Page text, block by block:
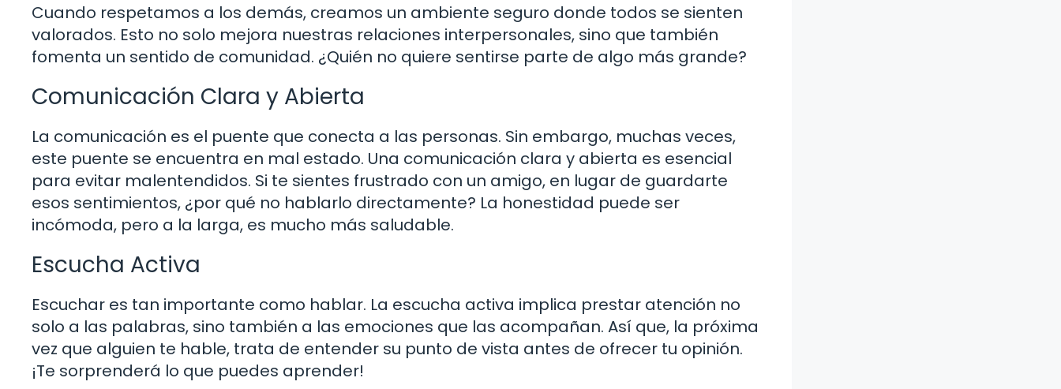
Cuando respetamos a los demás, creamos un ambiente seguro donde todos se sienten
valorados. Esto no solo mejora nuestras relaciones interpersonales, sino que también
fomenta un sentido de comunidad. ¿Quién no quiere sentirse parte de algo más grande?
Comunicación Clara y Abierta
La comunicación es el puente que conecta a las personas. Sin embargo, muchas veces,
este puente se encuentra en mal estado. Una comunicación clara y abierta es esencial
para evitar malentendidos. Si te sientes frustrado con un amigo, en lugar de guardarte
esos sentimientos, ¿por qué no hablarlo directamente? La honestidad puede ser
incómoda, pero a la larga, es mucho más saludable.
Escucha Activa
Escuchar es tan importante como hablar. La escucha activa implica prestar atención no
solo a las palabras, sino también a las emociones que las acompañan. Así que, la próxima
vez que alguien te hable, trata de entender su punto de vista antes de ofrecer tu opinión.
¡Te sorprenderá lo que puedes aprender!